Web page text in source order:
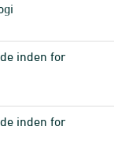
inden for
inden for